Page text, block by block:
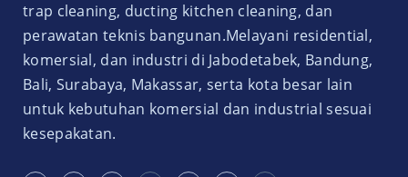
trap cleaning, ducting kitchen cleaning, dan
perawatan teknis bangunan.Melayani residential,
komersial, dan industri di Jabodetabek, Bandung,
Bali, Surabaya, Makassar, serta kota besar lain
untuk kebutuhan komersial dan industrial sesuai
kesepakatan.